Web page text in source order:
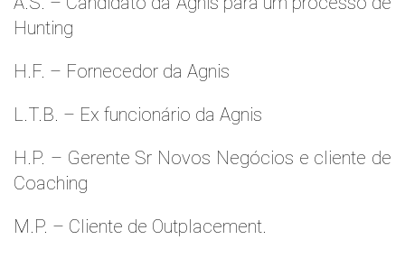
Hunting
H.F. – Fornecedor da Agnis
L.T.B. – Ex funcionário da Agnis
H.P. – Gerente Sr Novos Negócios e cliente de
Coaching
M.P. – Cliente de Outplacement.